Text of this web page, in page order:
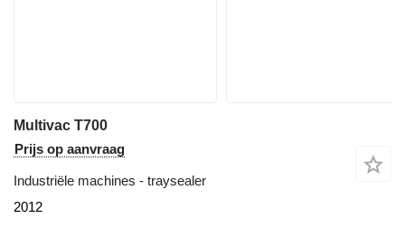
Multivac T700
Prijs op aanvraag
Industriële machines - traysealer
2012